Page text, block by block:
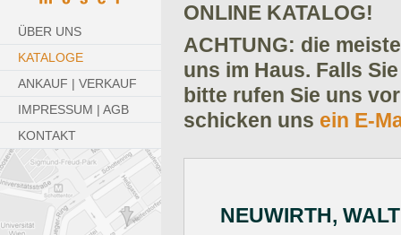
ÜBER UNS
KATALOGE
ANKAUF | VERKAUF
IMPRESSUM | AGB
KONTAKT
ONLINE KATALOG!
ACHTUNG: die
uns im Haus. Falls
bitte rufen Sie uns
schicken uns ein E-
NEUWIRTH,